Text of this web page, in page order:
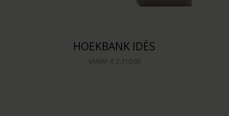
HOEKBANK IDÈS
VANAF € 2.310,00